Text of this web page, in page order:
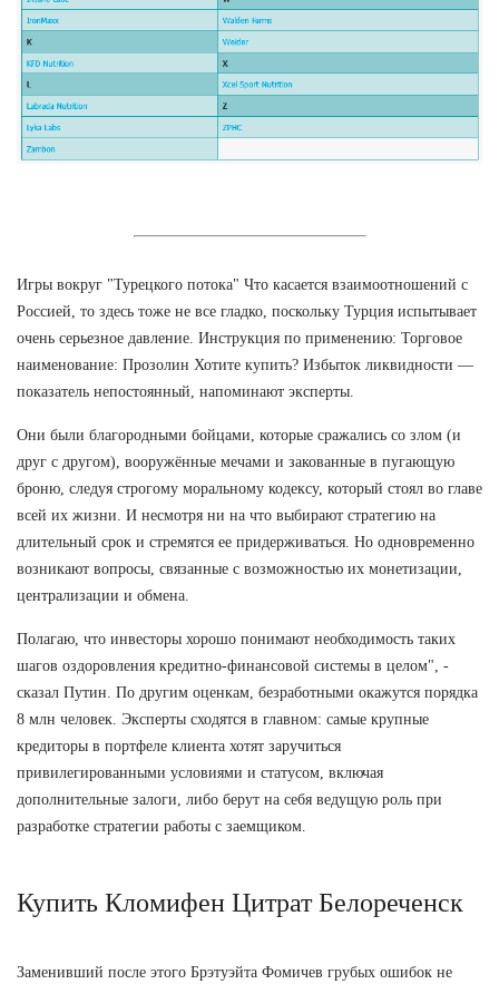
Игры вокруг "Турецкого потока" Что касается взаимоотношений с
Россией, то здесь тоже не все гладко, поскольку Турция испытывает
очень серьезное давление. Инструкция по применению: Торговое
наименование: Прозолин Хотите купить? Избыток ликвидности —
показатель непостоянный, напоминают эксперты.
Они были благородными бойцами, которые сражались со злом (и
друг с другом), вооружённые мечами и закованные в пугающую
броню, следуя строгому моральному кодексу, который стоял во главе
всей их жизни. И несмотря ни на что выбирают стратегию на
длительный срок и стремятся ее придерживаться. Но одновременно
возникают вопросы, связанные с возможностью их монетизации,
централизации и обмена.
Полагаю, что инвесторы хорошо понимают необходимость таких
шагов оздоровления кредитно-финансовой системы в целом", -
сказал Путин. По другим оценкам, безработными окажутся порядка
8 млн человек. Эксперты сходятся в главном: самые крупные
кредиторы в портфеле клиента хотят заручиться
привилегированными условиями и статусом, включая
дополнительные залоги, либо берут на себя ведущую роль при
разработке стратегии работы с заемщиком.
Купить Кломифен Цитрат Белореченск
Заменивший после этого Брэтуэйта Фомичев грубых ошибок не